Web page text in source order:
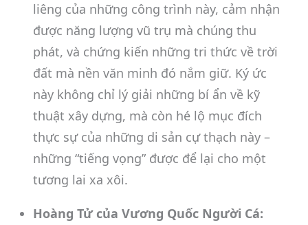
liêng của những công trình này, cảm nhận
được năng lượng vũ trụ mà chúng thu
phát, và chứng kiến những tri thức về trời
đất mà nền văn minh đó nắm giữ. Ký ức
này không chỉ lý giải những bí ẩn về kỹ
thuật xây dựng, mà còn hé lộ mục đích
thực sự của những di sản cự thạch này –
những “tiếng vọng” được để lại cho một
tương lai xa xôi.
Hoàng Tử của Vương Quốc Người Cá: